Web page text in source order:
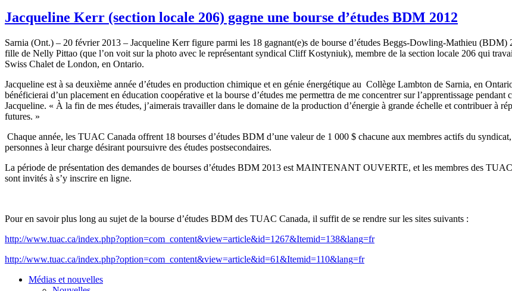
Jacqueline Kerr (section locale 206) gagne une bourse d’études BDM 2012
Sarnia (Ont.) – 20 février2013 – Jacqueline Kerr figure parmi les 18 gagnant(e)s de bourse d’études Beggs-Dowling-Mathieu (BDM)
fille de Nelly Pittao (que l’on voit surla photo avec le représentant syndical CliffKostyniuk), membre de la section locale 206 qui
Swiss Chalet de London, en Ontario.
Jacqueline est à sa deuxième année d’études en production chimique et en génie énergétique au Collège Lambton de Sarnia, en
bénéficierai d’un placement en éducation coopérative et la bourse d’études me permettra de me concentrer sur l’apprentissage pendant
Jacqueline. « À la fin de mes études, j’aimerais travailler dans le domaine de la production d’énergie à grande échelle et contribuer à
futures. »
Chaque année, les TUAC Canada offrent 18 bourses d’études BDM d’une valeurde 1 000 $ chacune aux membres actifs du syndicat,
personnes à leurcharge désirant poursuivre des études postsecondaires.
La période de présentation des demandes de bourses d’études BDM 2013 est MAINTENANT OUVERTE, et les membres des TUAC
sont invités à s’y inscrire en ligne.
Pour en savoir plus long au sujet de la bourse d’études BDM des TUAC Canada, il suffit de se rendre surles sites suivants :
http://www.tuac.ca/index.php?option=com_content&view=article&id=1267&Itemid=138&lang=fr
http://www.tuac.ca/index.php?option=com_content&view=article&id=61&Itemid=110&lang=fr
Médias et nouvelles